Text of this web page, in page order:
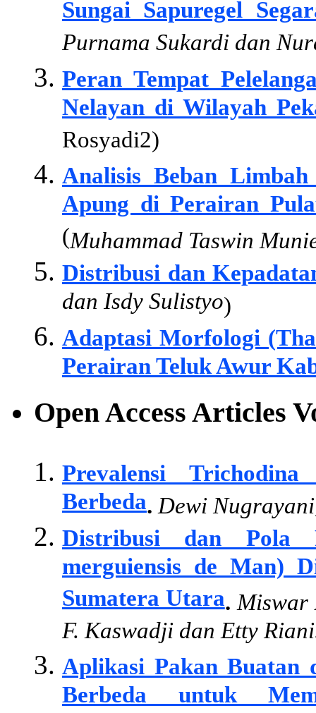
Sungai Sapuregel
Purnama Sukardi dan
Peran Tempat
Nelayan di Wilayah
Rosyadi2)
Analisis Beban
Apung di Perairan
(Muhammad Taswin
Distribusi dan
dan Isdy Sulistyo)
Adaptasi Morfologi
Perairan Teluk Awur
Open Access Articles
Prevalensi
Berbeda. Dewi
Distribusi dan Pola
merguiensis de Man)
Sumatera Utara. Miswar
F. Kaswadji dan Etty
Aplikasi Pakan Buatan
Berbeda untuk